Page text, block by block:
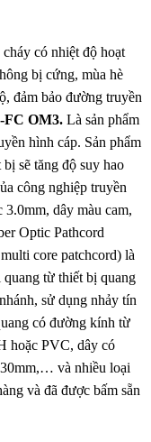
có nhiệt độ hoạt
bị cứng, mùa hè
đảm bảo đường truyền
FC OM3. Là sản phẩm
hình cáp. Sản phẩm
sẽ tăng độ suy hao
công nghiệp truyền
dây màu cam,
Optic Pathcord
core patchcord) là
từ thiết bị quang
sử dụng nhảy tín
có đường kính từ
hoặc PVC, dây có
và nhiều loại
và đã được bấm sẵn